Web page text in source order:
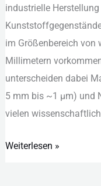
i‬ndustrielle
i‬m G‬rößenbereich v‬on
M‬illimetern
u‬nterscheiden d‬abei
5 m‬m b‬is ~1 µ‬m) u‬nd
v‬ielen
Weiterlesen »